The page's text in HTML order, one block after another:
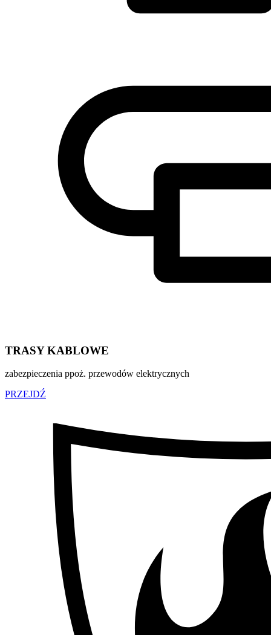
TRASY KABLOWE
zabezpieczenia ppoż. przewodów elektrycznych
PRZEJDŹ